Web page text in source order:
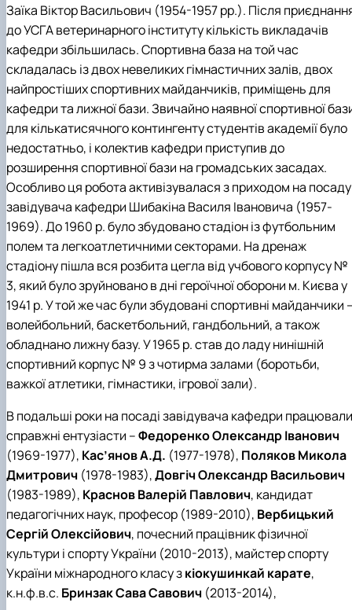
Заїка Віктор Васильович (1954-1957 рр.). Після
до УСГА ветеринарного інституту кількість викладачів
кафедри збільшилась. Спортивна база на той час
складалась із двох невеликих гімнастичних залів, двох
найпростіших спортивних майданчиків, приміщень для
кафедри та лижної бази. Звичайно наявної спортивної
для кількатисячного контингенту студентів академії було
недостатньо, і колектив кафедри приступив до
розширення спортивної бази на громадських засадах.
Особливо ця робота активізувалася з приходом на посаду
завідувача кафедри Шибакіна Василя Івановича (1957-
1969). До 1960 р. було збудовано стадіон із футбольним
полем та легкоатлетичними секторами. На дренаж
стадіону пішла вся розбита цегла від учбового корпусу №
3, який було зруйновано в дні героїчної оборони м. Києва у
1941 р. У той же час були збудовані спортивні майданчики
волейбольний, баскетбольний, гандбольний, а також
обладнано лижну базу. У 1965 р. став до ладу нинішній
спортивний корпус № 9 з чотирма залами (боротьби,
важкої атлетики, гімнастики, ігрової зали).
В подальші роки на посаді завідувача кафедри працювали
справжні ентузіасти –Федоренко Олександр Іванович
(1969-1977), Кас’янов А.Д. (1977-1978), Поляков Микола
Дмитрович (1978-1983),Довгіч Олександр Васильович
(1983-1989), Краснов Валерій Павлович, кандидат
педагогічних наук, професор (1989-2010), Вербицький
Сергій Олексійович, почесний працівник фізичної
культури і спорту України (2010-2013), майстер спорту
України міжнародного класу зкіокушинкай карате,
к.н.ф.в.с. Бринзак Сава Савович (2013-2014),